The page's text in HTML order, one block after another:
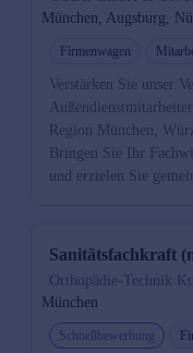
München, Augsburg,
Firmenwagen
Verstärken Sie unser
Region München,
Bringen Sie Ihr
und erzielen Sie
Sanitätsfachkraft
Orthopädie-Technik
München
Schnellbewerbung